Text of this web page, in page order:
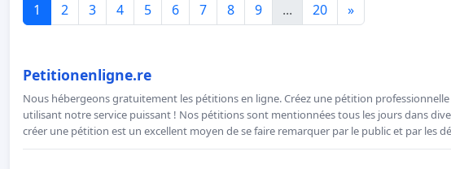
1 2 3 4 5 6 7 8 9 ... 20 »
Petitionenligne.re
Nous hébergeons gratuitement les pétitions en ligne. Créez une pétition professionnelle
utilisant notre service puissant ! Nos pétitions sont mentionnées tous les jours dans
créer une pétition est un excellent moyen de se faire remarquer par le public et par les